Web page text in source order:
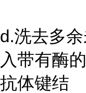
d.洗去多
入带有酶
抗体键结